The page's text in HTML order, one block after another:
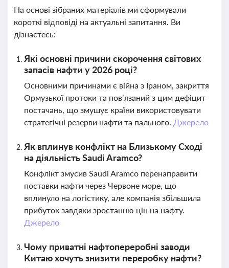
На основі зібраних матеріалів ми сформували
короткі відповіді на актуальні запитання. Ви
дізнаєтесь:
Які основні причини скорочення світових
запасів нафти у 2026 році?
Основними причинами є війна з Іраном, закриття
Ормузької протоки та пов’язаний з цим дефіцит
постачань, що змушує країни використовувати
стратегічні резерви нафти та пального. Джерело
Як вплинув конфлікт на Близькому Сході
на діяльність Saudi Aramco?
Конфлікт змусив Saudi Aramco перенаправити
поставки нафти через Червоне море, що
вплинуло на логістику, але компанія збільшила
прибуток завдяки зростанню цін на нафту.
Джерело
Чому приватні нафтопереробні заводи
Китаю хочуть знизити переробку нафти?